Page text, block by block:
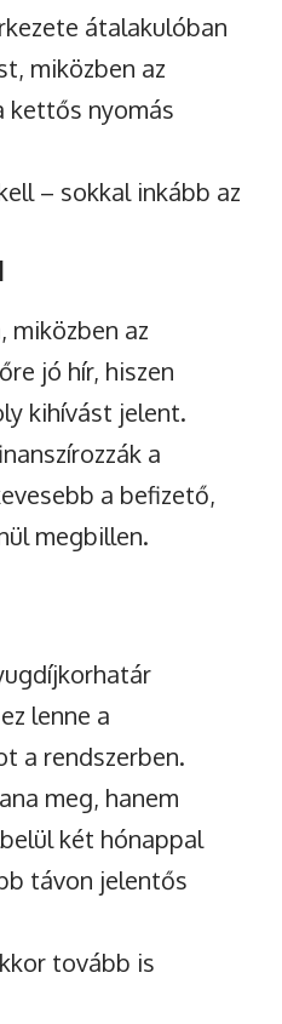
átalakulóban
miközben az
kettős nyomás
– sokkal inkább az
miközben az
jó hír, hiszen
kihívást jelent.
a
a befizető,
megbillen.
lenne a
a rendszerben.
meg, hanem
két hónappal
távon jelentős
tovább is